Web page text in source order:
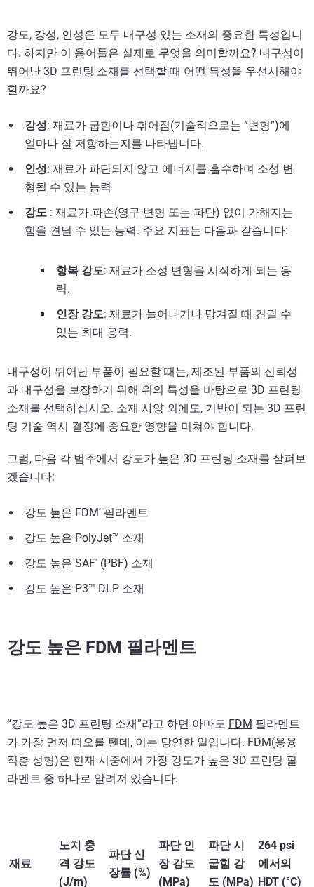
강도, 강성, 인성은 모두 내구성 있는 소재의 중요한 특성입니
다. 하지만 이 용어들은 실제로 무엇을 의미할까요? 내구성이
뛰어난 3D 프린팅 소재를 선택할 때 어떤 특성을 우선시해야
할까요?
강성: 재료가 굽힘이나 휘어짐(기술적으로는 “변형”)에
얼마나 잘 저항하는지를 나타냅니다.
인성: 재료가 파단되지 않고 에너지를 흡수하며 소성 변
형될 수 있는 능력
강도 : 재료가 파손(영구 변형 또는 파단) 없이 가해지는
힘을 견딜 수 있는 능력. 주요 지표는 다음과 같습니다:
항복 강도: 재료가 소성 변형을 시작하게 되는 응
력.
인장 강도: 재료가 늘어나거나 당겨질 때 견딜 수
있는 최대 응력.
내구성이 뛰어난 부품이 필요할 때는, 제조된 부품의 신뢰성
과 내구성을 보장하기 위해 위의 특성을 바탕으로 3D 프린팅
소재를 선택하십시오. 소재 사양 외에도, 기반이 되는 3D 프린
팅 기술 역시 결정에 중요한 영향을 미쳐야 합니다.
그럼, 다음 각 범주에서 강도가 높은 3D 프린팅 소재를 살펴보
겠습니다:
강도 높은 FDM ®
필라멘트
강도 높은 PolyJet™ 소재
강도 높은 SAF®
(PBF) 소재
강도 높은 P3™ DLP 소재
강도 높은 FDM 필라멘트
“강도 높은 3D 프린팅 소재”라고 하면 아마도 FDM 필라멘트
가 가장 먼저 떠오를 텐데, 이는 당연한 일입니다. FDM(용융
적층 성형)은 현재 시중에서 가장 강도가 높은 3D 프린팅 필
라멘트 중 하나로 알려져 있습니다.
재료
노치 충
격 강도
(J/m)
파단 신
장률 (%)
파단 인
장 강도
(MPa)
파단 시
굽힘 강
도 (MPa)
264 psi
에서의
HDT (°C)